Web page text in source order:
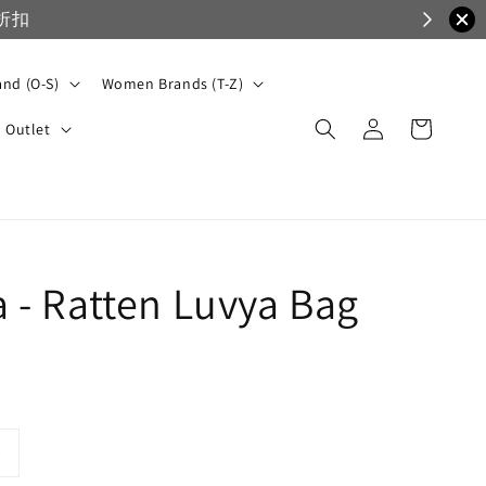
VIP滿1500免
(O-S) Women Brands (T-Z)
Outlet
- Ratten Luvya Bag